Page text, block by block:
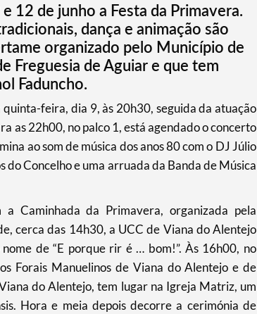
12 de junho a Festa da Primavera.
dança e animação são
organizado pelo Município de
Freguesia de Aguiar e que tem
Faduncho.
feira, dia 9, às 20h30, seguida da atuação
as 22h00, no palco 1, está agendado o concerto
ao som de música dos anos 80 com o DJ Júlio
do Concelho e uma arruada da Banda de Música
Caminhada da Primavera, organizada pela
cerca das 14h30, a UCC de Viana do Alentejo
de “E porque rir é … bom!”. Às 16h00, no
Forais Manuelinos de Viana do Alentejo e de
do Alentejo, tem lugar na Igreja Matriz, um
Hora e meia depois decorre a cerimónia de